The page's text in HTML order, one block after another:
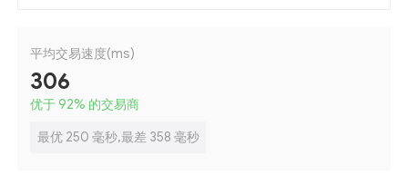
平均交易速度(ms)
306
优于 92% 的交易商
最优 250 毫秒,最差 358 毫秒